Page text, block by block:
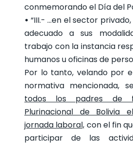
conmemorando el Día del
• “III.- …en el sector
adecuado a sus
trabajo con la instancia
humanos u oficinas de
Por lo tanto, velando por
normativa mencionada,
todos los padres de
Plurinacional de Bolivia
jornada laboral, con el fin
participar de las